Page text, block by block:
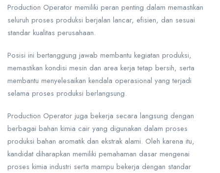
Production Operator memiliki peran penting dalam memastikan
seluruh proses produksi berjalan lancar, efisien, dan sesuai
standar kualitas perusahaan.
Posisi ini bertanggung jawab membantu kegiatan produksi,
memastikan kondisi mesin dan area kerja tetap bersih, serta
membantu menyelesaikan kendala operasional yang terjadi
selama proses produksi berlangsung.
Production Operator juga bekerja secara langsung dengan
berbagai bahan kimia cair yang digunakan dalam proses
produksi bahan aromatik dan ekstrak alami. Oleh karena itu,
kandidat diharapkan memiliki pemahaman dasar mengenai
proses kimia industri serta mampu bekerja dengan standar